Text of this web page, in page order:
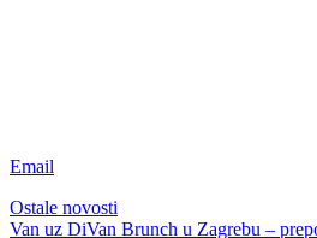
Email
Ostale novosti
Van uz DiVan Brunch u Zagrebu –